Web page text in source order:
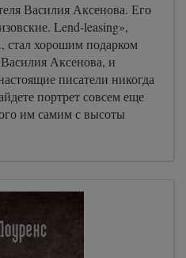
Василия Аксенова. Его
Lend-leasing»,
стал хорошим подарком
Аксенова, и
писатели никогда
портрет совсем еще
им самим с высоты